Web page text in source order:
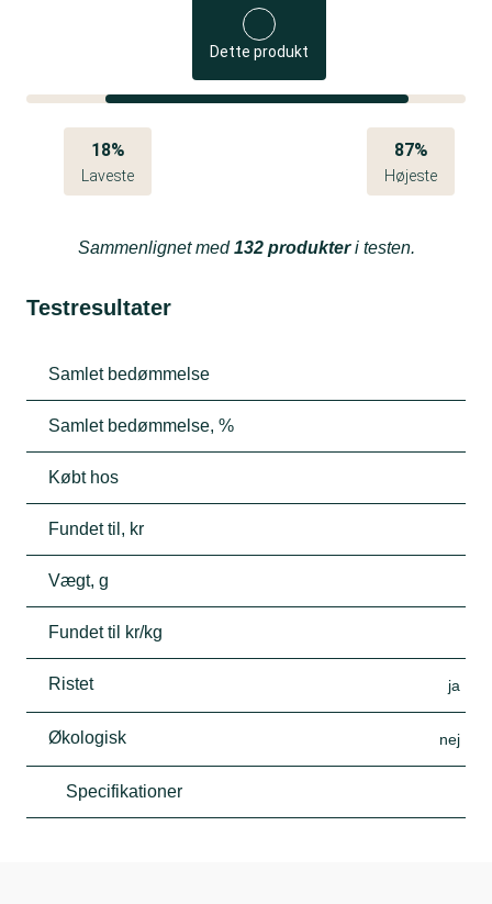
Dette produkt
18%
Laveste
87%
Højeste
Sammenlignet med132 produkteri testen.
Testresultater
Samlet bedømmelse
Samlet bedømmelse, %
Købt hos
Fundet til, kr
Vægt, g
Fundet til kr/kg
Ristet ja
Økologisk nej
Specifikationer